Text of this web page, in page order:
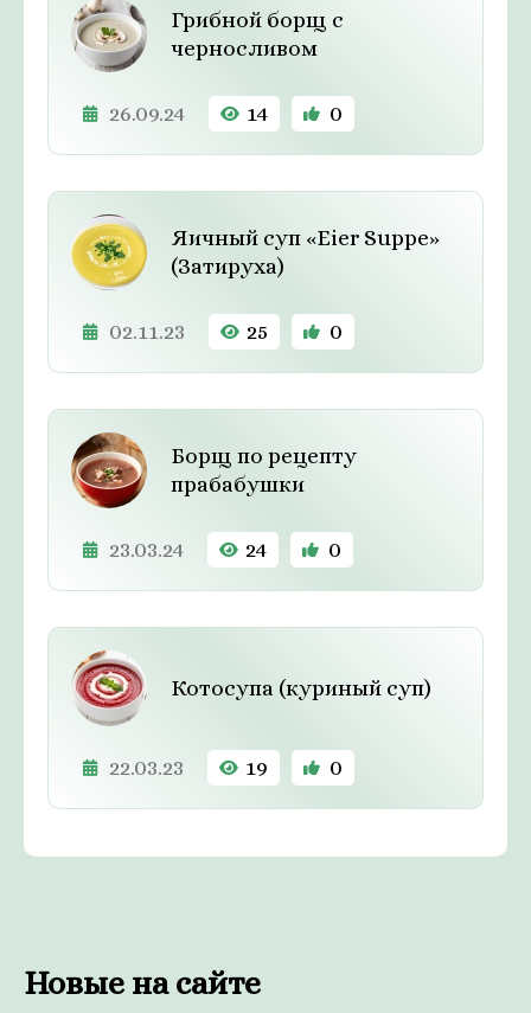
Грибной борщ с
черносливом
26.09.24 14 0
Яичный суп «Eier Suppe»
(Затируха)
02.11.23 25 0
Борщ по рецепту
прабабушки
23.03.24 24 0
Котосупа (куриный суп)
22.03.23 19 0
Новые на сайте